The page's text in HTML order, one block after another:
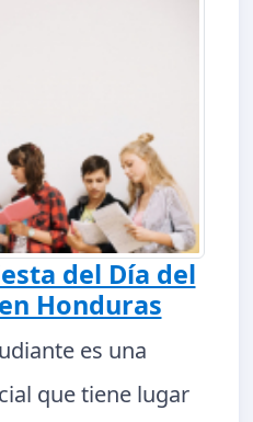
del Día del
Honduras
es una
que tiene lugar